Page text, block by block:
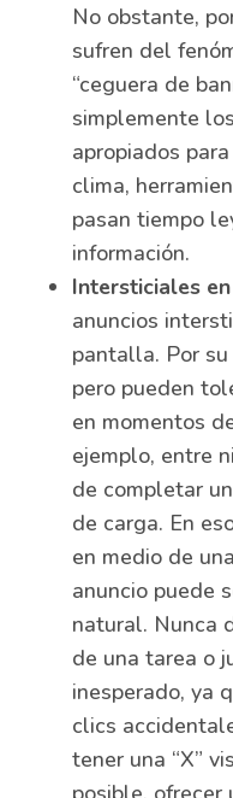
No obstante,
sufren del
“ceguera de
simplemente
apropiados
clima,
pasan tiempo
información.
Intersticiales
anuncios
pantalla. Por
pero pueden
en momentos
ejemplo, entre
de completar
de carga. En
en medio de
anuncio puede
natural. Nunca
de una tarea o
inesperado, ya
clics
tener una “X”